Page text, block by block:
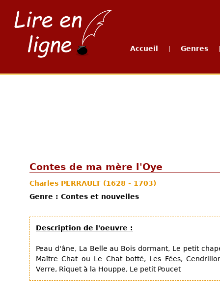
Accueil Genres
Contes de ma mère l'Oye
Charles PERRAULT (1628 - 1703)
Genre : Contes et nouvelles
Description de l'oeuvre :
Peau d'âne, La Belle au Bois dormant, Le petit
Maître Chat ou Le Chat botté, Les Fées,
Verre, Riquet à la Houppe, Le petit Poucet